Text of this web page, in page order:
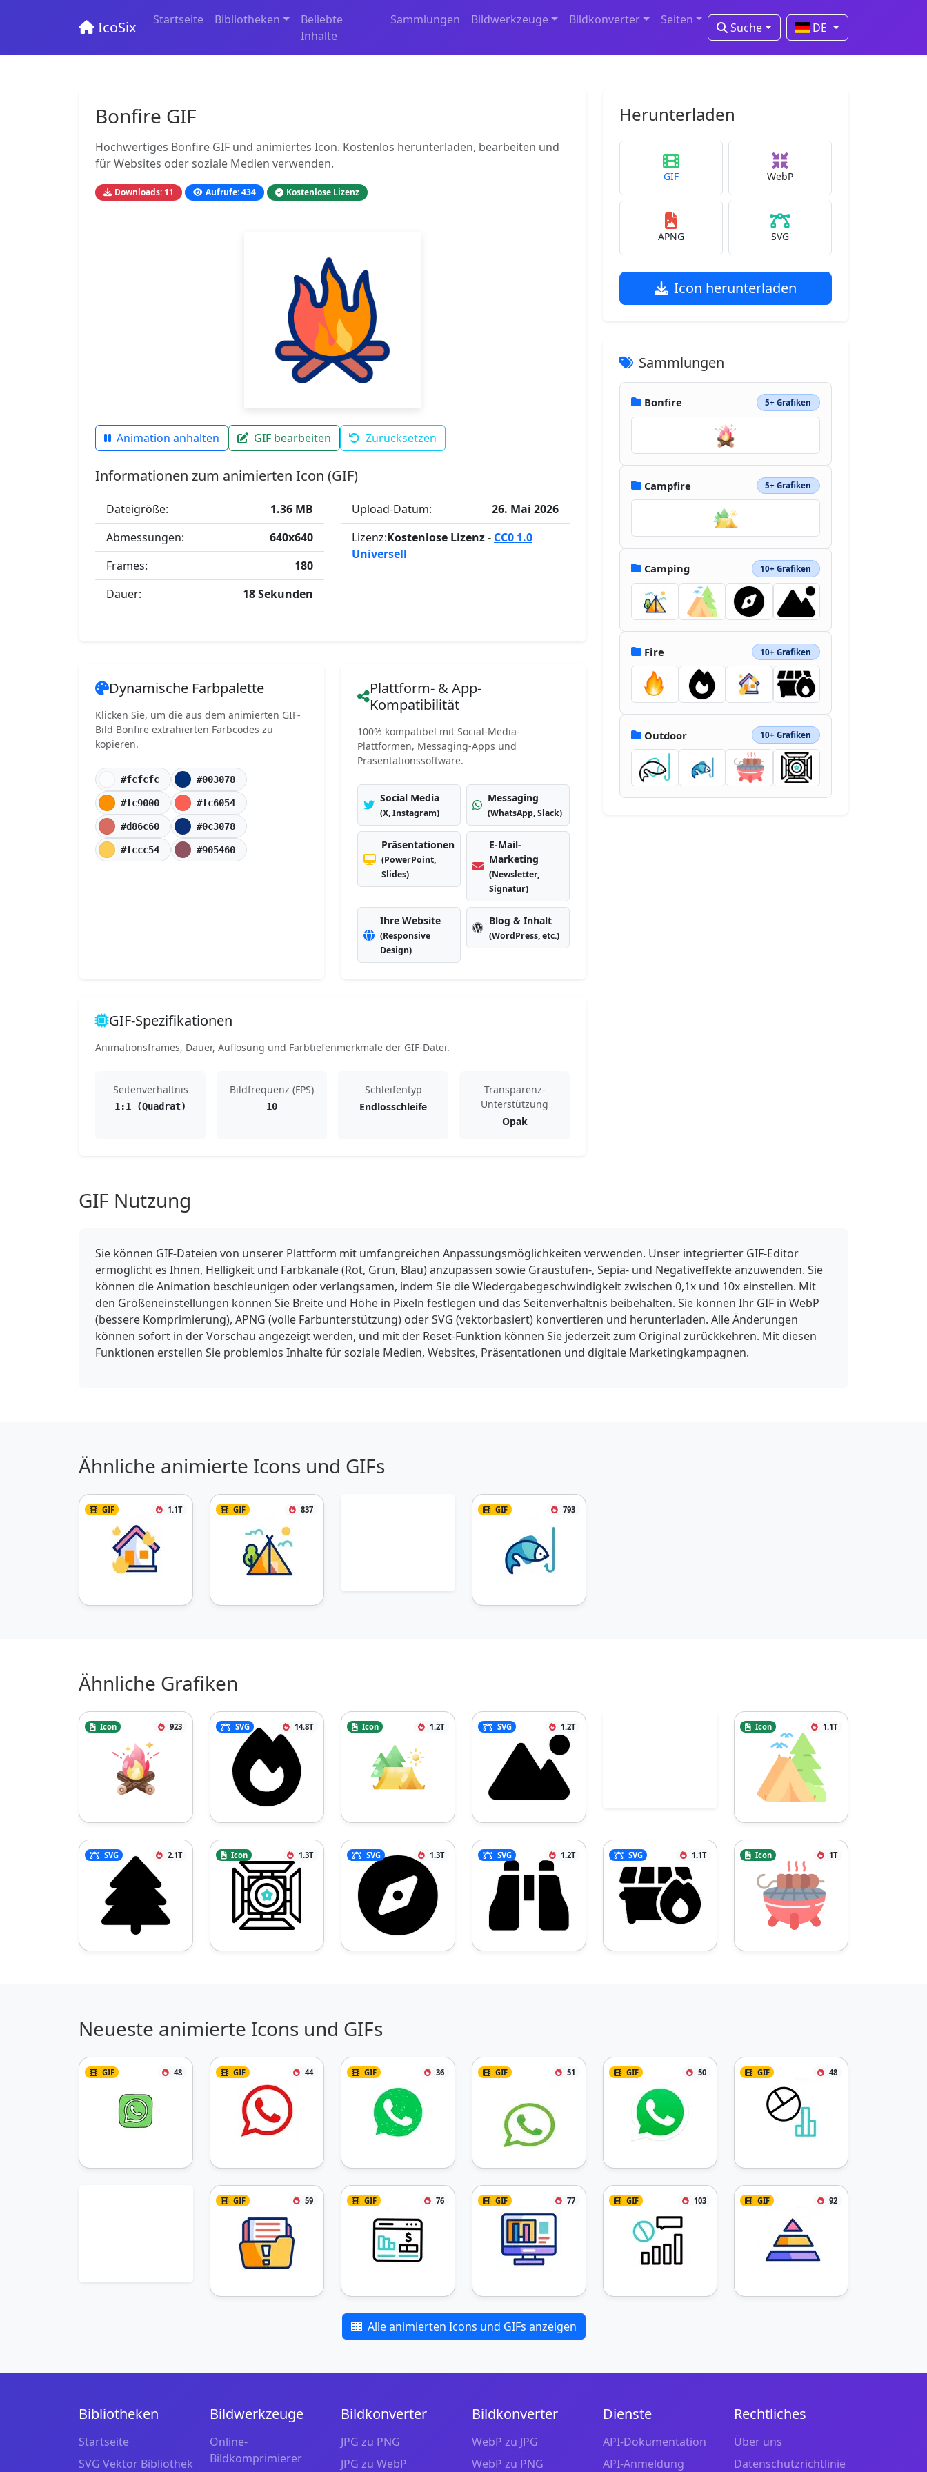
IcoSix Startseite Bibliotheken
Beliebte
Inhalte
Sammlungen Bildwerkzeuge Bildkonverter Seiten
Suche DE
Bonfire GIF
Hochwertiges Bonfire GIF und animiertes Icon. Kostenlos herunterladen, bearbeiten und
für Websites oder soziale Medien verwenden.
Downloads: 11 Aufrufe: 434 Kostenlose Lizenz
Animation anhalten GIF bearbeiten Zurücksetzen
Informationen zum animierten Icon (GIF)
Dateigröße:
1.36 MB
Abmessungen:
640x640
Frames:
180
Dauer:
18 Sekunden
Upload-Datum:
26. Mai 2026
Lizenz:Kostenlose Lizenz - CC0 1.0
Universell
Dynamische Farbpalette
Klicken Sie, um die aus dem animierten GIF-
Bild Bonfire extrahierten Farbcodes zu
kopieren.
#fcfcfc #003078
#fc9000 #fc6054
#d86c60 #0c3078
#fccc54 #905460
Plattform- & App-
Kompatibilität
100% kompatibel mit Social-Media-
Plattformen, Messaging-Apps und
Präsentationssoftware.
Social Media
(X, Instagram)
Messaging
(WhatsApp, Slack)
Präsentationen
(PowerPoint,
Slides)
E-Mail-
Marketing
(Newsletter,
Signatur)
Ihre Website
(Responsive
Design)
Blog & Inhalt
(WordPress, etc.)
GIF-Spezifikationen
Animationsframes, Dauer, Auflösung und Farbtiefenmerkmale der GIF-Datei.
Seitenverhältnis
1:1 (Quadrat)
Bildfrequenz (FPS)
10
Schleifentyp
Endlosschleife
Transparenz-
Unterstützung
Opak
Herunterladen
GIF WebP
APNG SVG
Icon herunterladen
Sammlungen
Bonfire 5+ Grafiken
Campfire 5+ Grafiken
Camping 10+ Grafiken
Fire 10+ Grafiken
Outdoor 10+ Grafiken
GIF Nutzung
Sie können GIF-Dateien von unserer Plattform mit umfangreichen Anpassungsmöglichkeiten verwenden. Unser integrierter GIF-Editor
ermöglicht es Ihnen, Helligkeit und Farbkanäle (Rot, Grün, Blau) anzupassen sowie Graustufen-, Sepia- und Negativeffekte anzuwenden. Sie
können die Animation beschleunigen oder verlangsamen, indem Sie die Wiedergabegeschwindigkeit zwischen 0,1x und 10x einstellen. Mit
den Größeneinstellungen können Sie Breite und Höhe in Pixeln festlegen und das Seitenverhältnis beibehalten. Sie können Ihr GIF in WebP
(bessere Komprimierung), APNG (volle Farbunterstützung) oder SVG (vektorbasiert) konvertieren und herunterladen. Alle Änderungen
können sofort in der Vorschau angezeigt werden, und mit der Reset-Funktion können Sie jederzeit zum Original zurückkehren. Mit diesen
Funktionen erstellen Sie problemlos Inhalte für soziale Medien, Websites, Präsentationen und digitale Marketingkampagnen.
Ähnliche animierte Icons und GIFs
GIF 1.1T GIF 837 GIF 793
Ähnliche Grafiken
Icon 923 SVG 14.8T Icon 1.2T SVG 1.2T Icon 1.1T
SVG 2.1T Icon 1.3T SVG 1.3T SVG 1.2T SVG 1.1T Icon 1T
Neueste animierte Icons und GIFs
GIF 48 GIF 44 GIF 36 GIF 51 GIF 50 GIF 48
GIF 59 GIF 76 GIF 77 GIF 103 GIF 92
Alle animierten Icons und GIFs anzeigen
Bibliotheken
Startseite
SVG Vektor Bibliothek
Bildwerkzeuge
Online-
Bildkomprimierer
Bildkonverter
JPG zu PNG
JPG zu WebP
Bildkonverter
WebP zu JPG
WebP zu PNG
Dienste
API-Dokumentation
API-Anmeldung
Rechtliches
Über uns
Datenschutzrichtlinie